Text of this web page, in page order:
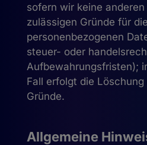
sofern wir keine
zulässigen Gründe für
personenbezogenen
steuer- oder
Aufbewahrungsfristen);
Fall erfolgt die
Gründe.
Allgemeine